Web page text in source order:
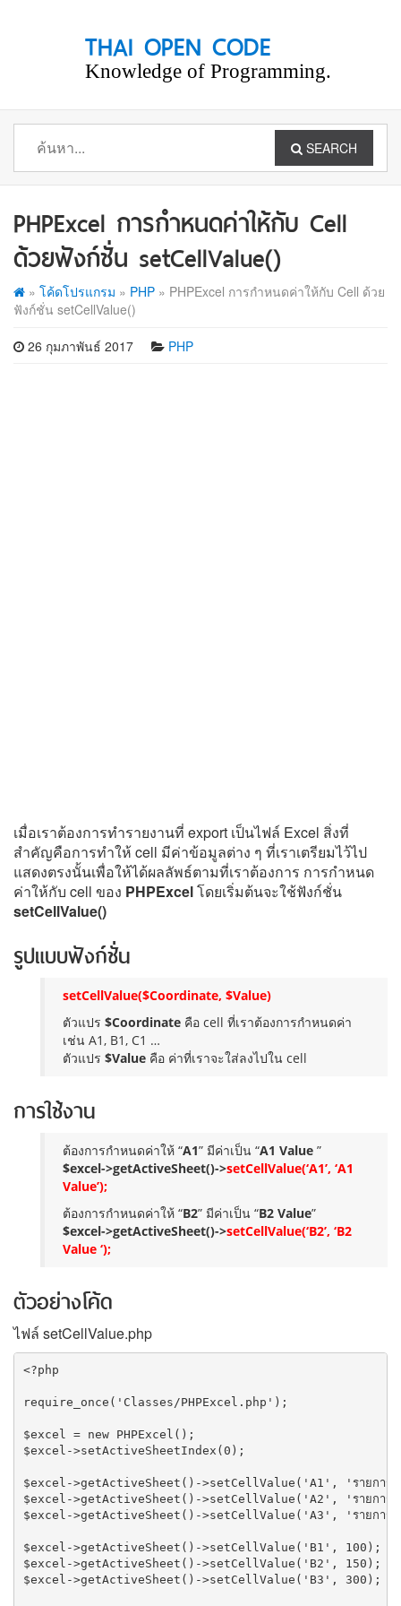
THAI OPEN CODE
Knowledge of Programming.
SEARCH
PHPExcel การกำหนดค่าให้กับ Cell
ด้วยฟังก์ชั่น setCellValue()
» โค้ดโปรแกรม » PHP » PHPExcel การกำหนดค่าให้กับ Cell ด้วย
ฟังก์ชั่น setCellValue()
26 กุมภาพันธ์ 2017 PHP
เมื่อเราต้องการทำรายงานที่ export เป็นไฟล์ Excel สิ่งที่
สำคัญคือการทำให้ cell มีค่าข้อมูลต่าง ๆ ที่เราเตรียมไว้ไป
แสดงตรงนั้นเพื่อให้ได้ผลลัพธ์ตามที่เราต้องการ การกำหนด
ค่าให้กับ cell ของ PHPExcelโดยเริ่มต้นจะใช้ฟังก์ชั่น
setCellValue()
รูปแบบฟังก์ชั่น
setCellValue($Coordinate, $Value)
ตัวแปร $Coordinate คือ cell ที่เราต้องการกำหนดค่า
เช่น A1, B1, C1 …
ตัวแปร $Value คือ ค่าที่เราจะใส่ลงไปใน cell
การใช้งาน
ต้องการกำหนดค่าให้ “A1” มีค่าเป็น “A1 Value ”
$excel->getActiveSheet()->setCellValue(‘A1’, ‘A1
Value’);
ต้องการกำหนดค่าให้ “B2” มีค่าเป็น “B2 Value”
$excel->getActiveSheet()->setCellValue(‘B2’, ‘B2
Value ‘);
ตัวอย่างโค้ด
ไฟล์ setCellValue.php
<?php
require_once('Classes/PHPExcel.php');
$excel = new PHPExcel();
$excel->setActiveSheetIndex(0);
$excel->getActiveSheet()->setCellValue('A1', 'รายกา
$excel->getActiveSheet()->setCellValue('A2', 'รายกา
$excel->getActiveSheet()->setCellValue('A3', 'รายกา
$excel->getActiveSheet()->setCellValue('B1', 100);
$excel->getActiveSheet()->setCellValue('B2', 150);
$excel->getActiveSheet()->setCellValue('B3', 300);